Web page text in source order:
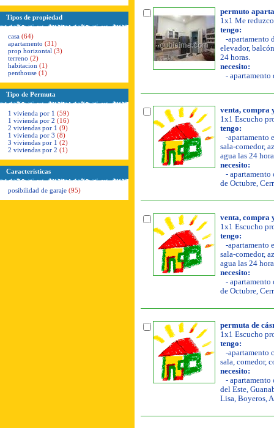
Tipos de propiedad
casa (64)
apartamento (31)
prop horizontal (3)
terreno (2)
habitacion (1)
penthouse (1)
Tipo de Permuta
1 vivienda por 1 (59)
1 vivienda por 2 (16)
2 viviendas por 1 (9)
1 vivienda por 3 (8)
3 viviendas por 1 (2)
2 viviendas por 2 (1)
Características
posibilidad de garaje (95)
permuto
1x1 Me
tengo:
-apartamento
elevador,
24 horas.
necesito:
- apartamento
venta, compra
1x1 Escucho
tengo:
-apartamento
sala-comedor,
agua las 24
necesito:
- apartamento
de Octubre,
venta, compra
1x1 Escucho
tengo:
-apartamento
sala-comedor,
agua las 24
necesito:
- apartamento
de Octubre,
permuta de
1x1 Escucho
tengo:
-apartamento
sala, comedor,
necesito:
- apartamento
del Este,
Lisa, Boyeros,